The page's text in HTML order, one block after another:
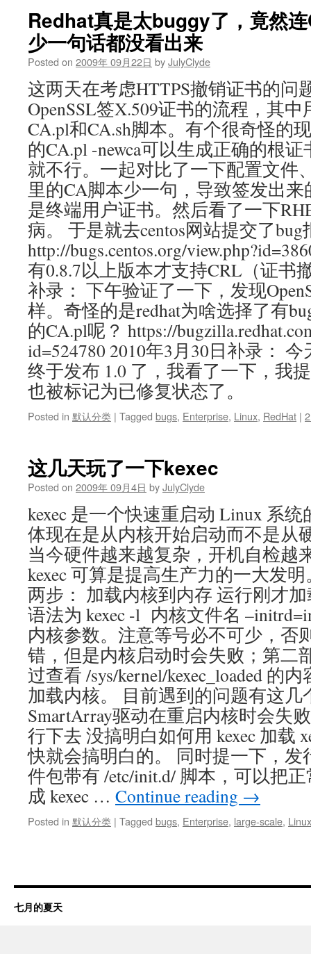
Redhat真是太buggy了，竟然
少一句话都没看出来
Posted on 2009年 09月22日 byJulyClyde
这两天在考虑HTTPS撤销证书的问
OpenSSL签X.509证书的流程，其中
CA.pl和CA.sh脚本。有个很奇怪的
的CA.pl -newca可以生成正确的根证
就不行。一起对比了一下配置文件
里的CA脚本少一句，导致签发出
是终端用户证书。然后看了一下
病。 于是就去centos网站提交了bug
http://bugs.centos.org/
有0.8.7以上版本才支持CRL（证
补录： 下午验证了一下，发现
样。奇怪的是redhat为啥选择了有
的CA.pl呢？ https://
id=524780 2010年3月30日补录： 今
终于发布 1.0 了，我看了一下，我
也被标记为已修复状态了。
Posted in 默认分类 | Tagged bugs, Enterprise, Linux, RedHat |
这几天玩了一下kexec
Posted on 2009年 09月4日 byJulyClyde
kexec 是一个快速重启动 Linux 系
体现在是从内核开始启动而不是从
当今硬件越来越复杂，开机自检越
kexec 可算是提高生产力的一大发明
两步： 加载内核到内存 运行刚才
语法为 kexec -l 内核文件名
内核参数。注意等号必不可少，否
错，但是内核启动时会失败；第二
过查看 /sys/kernel/kexec_loaded 的
加载内核。 目前遇到的问题有这几
SmartArray驱动在重启内核时会失
行下去 没搞明白如何用 kexec 加载
快就会搞明白的。 同时提一下，发
件包带有 /etc/init.d/ 脚本，可以把
成 kexec … Continue reading →
Posted in 默认分类 | Tagged bugs, Enterprise, large-scale, Linux
七月的夏天